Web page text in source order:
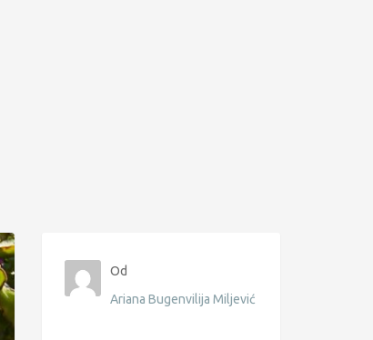
Od
Ariana Bugenvilija Miljević